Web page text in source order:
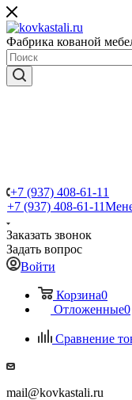
Фабрика кованой
+7 (937) 408-61-11
+7 (937) 408-61-11
Заказать звонок
Задать вопрос
Войти
Корзина0
Отложенные0
Сравнение
mail@kovkastali.ru